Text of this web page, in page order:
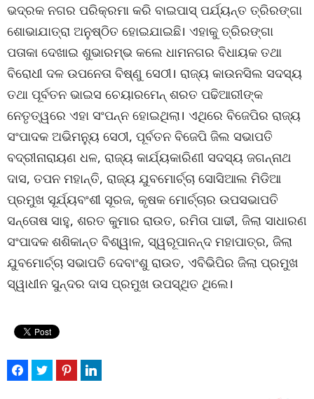
ଭଦ୍ରକ ନଗର ପରିକ୍ରମା କରି ବାଇପାସ୍ ପର୍ଯ୍ୟନ୍ତ ତ୍ରିରଙ୍ଗା
ଶୋଭାଯାତ୍ରା ଅନୁଷ୍ଠିତ ହୋଇଯାଇଛି। ଏହାକୁ ତ୍ରିରଙ୍ଗା
ପତାକା ଦେଖାଇ ଶୁଭାରମ୍ଭ କଲେ ଧାମନଗର ବିଧାୟକ ତଥା
ବିରୋଧୀ ଦଳ ଉପନେତା ବିଷ୍ଣୁ ସେଠୀ। ରାଜ୍ୟ କାଉନସିଲ ସଦସ୍ୟ
ତଥା ପୂର୍ବତନ ଭାଇସ ଚେୟାରମେନ୍ ଶରତ ପଢିଆରୀଙ୍କ
ନେତୃତ୍ୱରେ ଏହା ସଂପନ୍ନ ହୋଇଥିଲା। ଏଥିରେ ବିଜେପିର ରାଜ୍ୟ
ସଂପାଦକ ଅଭିମନ୍ୟୁ ସେଠୀ, ପୂର୍ବତନ ବିଜେପି ଜିଲ ସଭାପତି
ବଦ୍ରୀନାରାୟଣ ଧଳ, ରାଜ୍ୟ କାର୍ଯ୍ୟକାରିଣୀ ସଦସ୍ୟ ଜଗନ୍ନାଥ
ଦାସ, ତପନ ମହାନ୍ତି, ରାଜ୍ୟ ଯୁବମୋର୍ଚ୍ଚା ସୋସିଆଲ ମିଡିଆ
ପ୍ରମୁଖ ସୂର୍ଯ୍ୟବଂଶୀ ସୂରଜ, କୃଷକ ମୋର୍ଚ୍ଚାର ଉପସଭାପତି
ସନ୍ତୋଷ ସାହୁ, ଶରତ କୁମାର ରାଉତ, ରମିତା ପାଢୀ, ଜିଲା ସାଧାରଣ
ସଂପାଦକ ଶଶିକାନ୍ତ ବିଶ୍ୱାଳ, ସ୍ୱରୂପାନନ୍ଦ ମହାପାତ୍ର, ଜିଲା
ଯୁବମୋର୍ଚ୍ଚା ସଭାପତି ଦେବାଂଶୁ ରାଉତ, ଏବିଭିପିର ଜିଲା ପ୍ରମୁଖ
ସ୍ୱାଧୀନ ସୁନ୍ଦର ଦାସ ପ୍ରମୁଖ ଉପସ୍ଥିତ ଥିଲେ।